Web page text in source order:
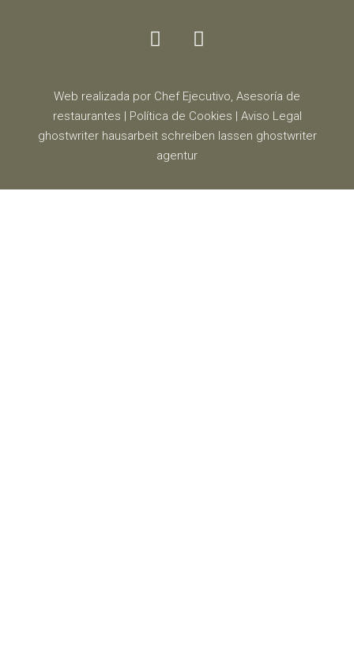
Web realizada por Chef Ejecutivo, Asesoría de
restaurantes | Política de Cookies | Aviso Legal
ghostwriter hausarbeit schreiben lassen ghostwriter
agentur